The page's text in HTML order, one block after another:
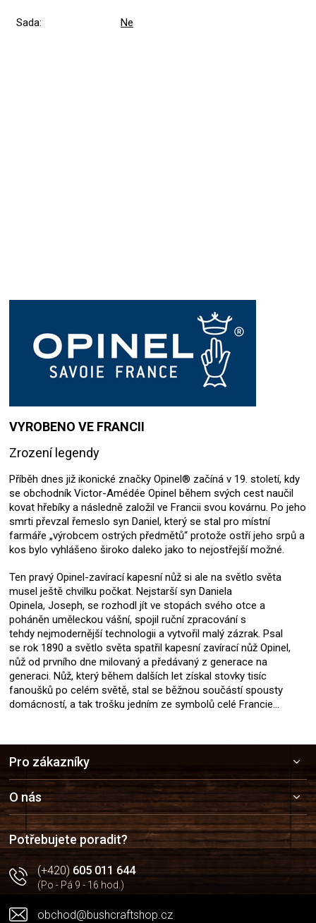
Sada: Ne
VYROBENO VE FRANCII
Zrození legendy
Příběh dnes již ikonické značky Opinel® začíná v 19. století, kdy
se obchodník Victor-Amédée Opinel během svých cest naučil
kovat hřebíky a následně založil ve Francii svou kovárnu. Po jeho
smrti převzal řemeslo syn Daniel, který se stal pro místní
farmáře „výrobcem ostrých předmětů“ protože ostří jeho srpů a
kos bylo vyhlášeno široko daleko jako to nejostřejší možné.
Ten pravý Opinel-zavírací kapesní nůž si ale na světlo světa
musel ještě chvilku počkat. Nejstarší syn Daniela
Opinela, Joseph, se rozhodl jít ve stopách svého otce a
poháněn uměleckou vášní, spojil ruční zpracování s
tehdy nejmodernější technologii a vytvořil malý zázrak. Psal
se rok 1890 a světlo světa spatřil kapesní zavírací nůž Opinel,
nůž od prvního dne milovaný a předávaný z generace na
generaci. Nůž, který během dalších let získal stovky tisíc
fanoušků po celém světě, stal se běžnou součástí spousty
domácností, a tak trošku jedním ze symbolů celé Francie…
a
t
í
Pro zákazníky
O nás
Potřebujete poradit?
(+420)605 011 644
(Po - Pá 9 - 16 hod.)
obchod@bushcraftshop.cz